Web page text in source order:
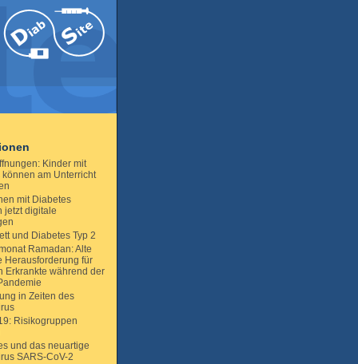
Kinder mit
können am Unterricht
mit Diabetes
jetzt digitale
und Diabetes Typ 2
Ramadan: Alte
Herausforderung für
Erkrankte während der
in Zeiten des
Risikogruppen
und das neuartige
SARS-CoV-2